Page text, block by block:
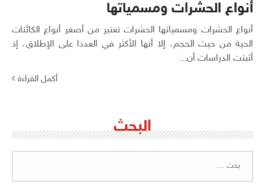
أنواع الحشرات ومسمياتها
أنواع الحشرات ومسمياتها الحشرات تعتبر من أصغر أنواع الكائنات
الحية من حيث الحجم، إلا أنها الأكثر في العددا على الإطلاق، إذ
أثبتت الدراسات أن...
أكمل القراءة
البحث